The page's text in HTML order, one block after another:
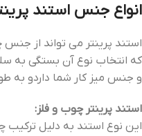
انواع جنس استند
استند پرینتر می تواند از جنس
که انتخاب نوع آن بستگی به
و جنس میز کار شما داردو به
استند پرینتر چوب و فلز:
این نوع استند به دلیل